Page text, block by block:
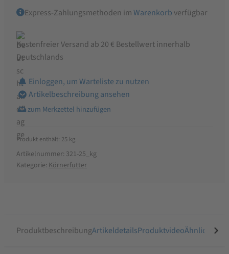
Mohn
Bierhefe
|
|
Karotten
Öl
Menge
Express-Zahlungsmethoden imWarenkorb verfügbar
Kostenfreier Versand ab 20 € Bestellwert innerhalb
Deutschlands
Einloggen, um Warteliste zu nutzen
Artikelbeschreibung ansehen
Produkt enthält: 25 kg
Artikelnummer: 321-25_kg
Kategorie: Körnerfutter
ProduktbeschreibungArtikeldetailsProduktvideoÄhnliche